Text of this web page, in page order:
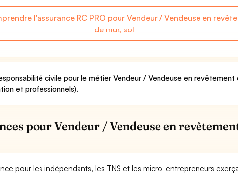
l'assurance RC PRO pour Vendeur / Vendeuse en
de mur, sol
civile pour le métier Vendeur / Vendeuse en revêtement
et professionnels).
pour Vendeur / Vendeuse en
pour les indépendants, les TNS et les micro-entrepreneurs